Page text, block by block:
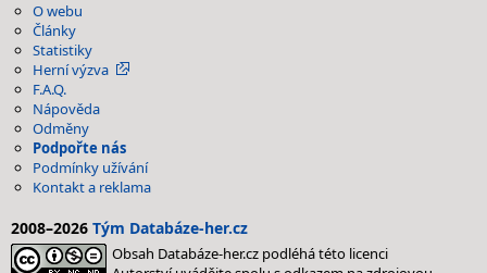
O webu
Články
Statistiky
Herní výzva
F.A.Q.
Nápověda
Odměny
Podpořte nás
Podmínky užívání
Kontakt a reklama
2008–2026 Tým Databáze-her.cz
Obsah Databáze-her.cz podléhá této licenci